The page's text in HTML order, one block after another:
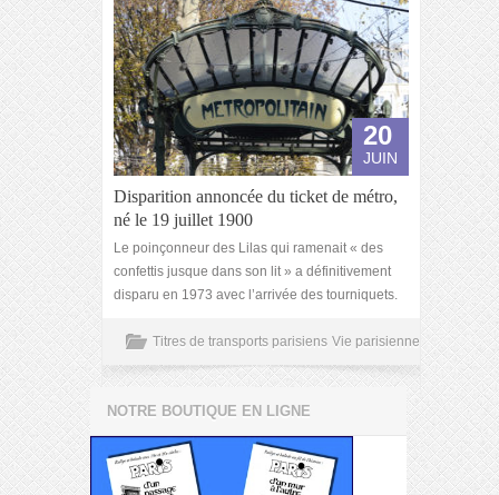
20
JUIN
Disparition annoncée du ticket de métro,
né le 19 juillet 1900
Le poinçonneur des Lilas qui ramenait « des
confettis jusque dans son lit » a définitivement
disparu en 1973 avec l’arrivée des tourniquets.
Titres de transports parisiens Vie parisienne
NOTRE BOUTIQUE EN LIGNE